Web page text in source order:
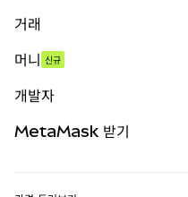
거래
무기한 선물
실물자산
머니 신규
개발자
MetaMask 받기